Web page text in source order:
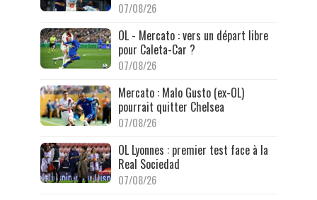
07/08/26
OL - Mercato : vers un départ libre
pour Caleta-Car ?
07/08/26
Mercato : Malo Gusto (ex-OL)
pourrait quitter Chelsea
07/08/26
OL Lyonnes : premier test face à la
Real Sociedad
07/08/26